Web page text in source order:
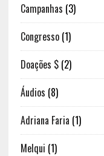
Campanhas (3)
Congresso(1)
Doações $(2)
Áudios (8)
Adriana Faria (1)
Melqui (1)